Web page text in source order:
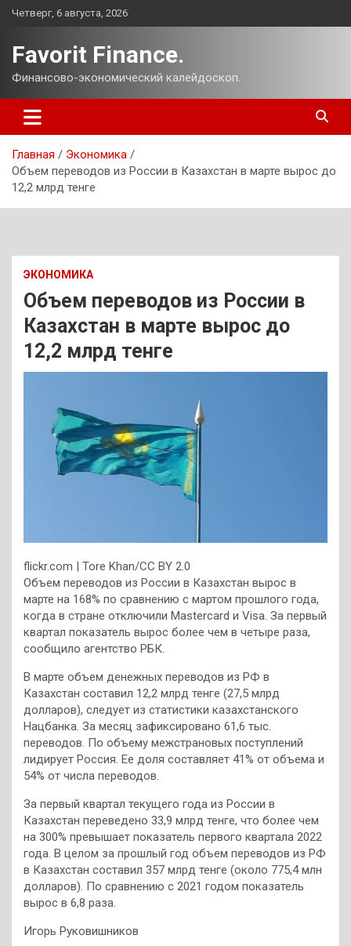
Перейти
Четверг, 6 августа, 2026
Favorit Finance.
Финансово-экономический калейдоскоп.
Главная
Экономика
Объем переводов из России в Казахстан в марте вырос до
12,2 млрд тенге
ЭКОНОМИКА
Объем переводов из России в
Казахстан в марте вырос до
12,2 млрд тенге
flickr.com | Tore Khan/CC BY 2.0
Объем переводов из России в Казахстан вырос в
марте на 168% по сравнению с мартом прошлого года,
когда в стране отключили Mastercard и Visa. За первый
квартал показатель вырос более чем в четыре раза,
сообщило агентство РБК.
В марте объем денежных переводов из РФ в
Казахстан составил 12,2 млрд тенге (27,5 млрд
долларов), следует из статистики казахстанского
Нацбанка. За месяц зафиксировано 61,6 тыс.
переводов. По объему межстрановых поступлений
лидирует Россия. Ее доля составляет 41% от объема и
54% от числа переводов.
За первый квартал текущего года из России в
Казахстан переведено 33,9 млрд тенге, что более чем
на 300% превышает показатель первого квартала 2022
года. В целом за прошлый год объем переводов из РФ
в Казахстан составил 357 млрд тенге (около 775,4 млн
долларов). По сравнению с 2021 годом показатель
вырос в 6,8 раза.
Игорь Руковишников